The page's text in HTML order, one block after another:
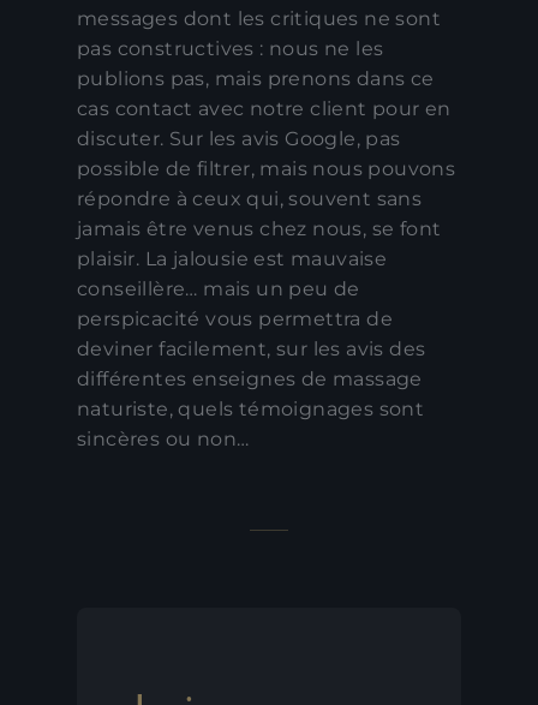
messages dont les critiques ne sont
pas constructives : nous ne les
publions pas, mais prenons dans ce
cas contact avec notre client pour en
discuter. Sur les avis Google, pas
possible de filtrer, mais nous pouvons
répondre à ceux qui, souvent sans
jamais être venus chez nous, se font
plaisir. La jalousie est mauvaise
conseillère… mais un peu de
perspicacité vous permettra de
deviner facilement, sur les avis des
différentes enseignes de massage
naturiste, quels témoignages sont
sincères ou non…